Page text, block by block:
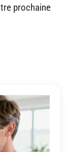
prochaine